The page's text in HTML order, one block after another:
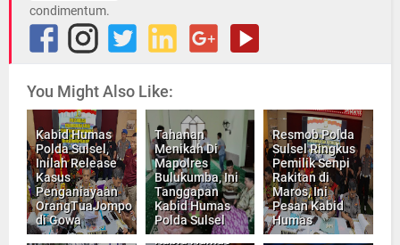
condimentum.
You Might Also Like:
Kabid Humas
Polda Sulsel,
Inilah Release
Kasus
Penganiayaan
OrangTuaJompo
di Gowa
Tahanan
Menikah Di
Mapolres
Bulukumba, Ini
Tanggapan
Kabid Humas
Polda Sulsel
Resmob Polda
Sulsel Ringkus
Pemilik Senpi
Rakitan di
Maros, Ini
Pesan Kabid
Humas